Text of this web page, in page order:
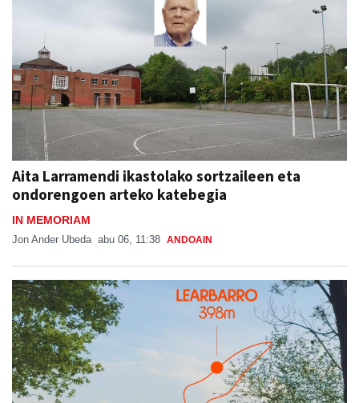
Aita Larramendi ikastolako sortzaileen eta
ondorengoen arteko katebegia
IN MEMORIAM
Jon Ander Ubeda abu 06, 11:38 ANDOAIN